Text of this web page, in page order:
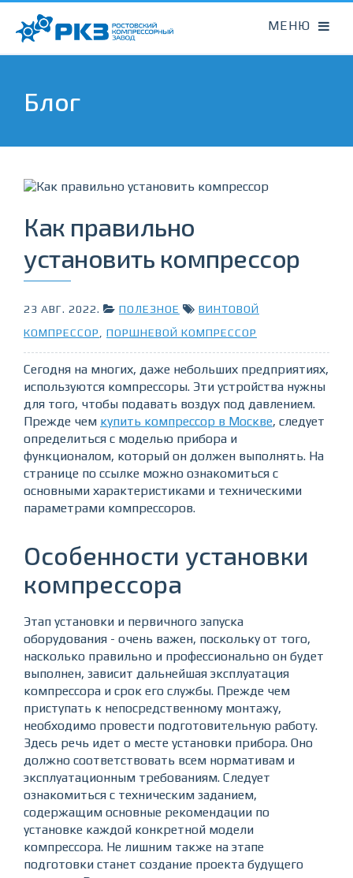
Блог
Как правильно
установить компрессор
23 АВГ. 2022. ПОЛЕЗНОЕ
ВИНТОВОЙ
КОМПРЕССОР
ПОРШНЕВОЙ КОМПРЕССОР
Сегодня на многих, даже небольших предприятиях,
используются компрессоры. Эти устройства нужны
для того, чтобы подавать воздух под давлением.
Прежде чем купить компрессор в Москве, следует
определиться с моделью прибора и
функционалом, который он должен выполнять. На
странице по ссылке можно ознакомиться с
основными характеристиками и техническими
параметрами компрессоров.
Особенности установки
компрессора
Этап установки и первичного запуска
оборудования - очень важен, поскольку от того,
насколько правильно и профессионально он будет
выполнен, зависит дальнейшая эксплуатация
компрессора и срок его службы. Прежде чем
приступать к непосредственному монтажу,
необходимо провести подготовительную работу.
Здесь речь идет о месте установки прибора. Оно
должно соответствовать всем нормативам и
эксплуатационным требованиям. Следует
ознакомиться с техническим заданием,
содержащим основные рекомендации по
установке каждой конкретной модели
компрессора. Не лишним также на этапе
подготовки станет создание проекта будущего